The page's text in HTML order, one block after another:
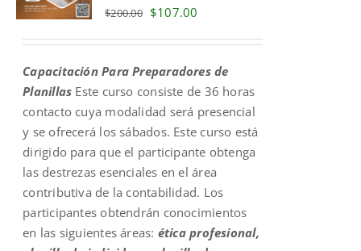
$200.00 Original
$200.00.
$107.00
$107.00.
Capacitación Para Preparadores de
Planillas Este curso consiste de 36 horas
contacto cuya modalidad será presencial
y se ofrecerá los sábados. Este curso está
dirigido para que el participante obtenga
las destrezas esenciales en el área
contributiva de la contabilidad. Los
participantes obtendrán conocimientos
en las siguientes áreas: ética profesional,